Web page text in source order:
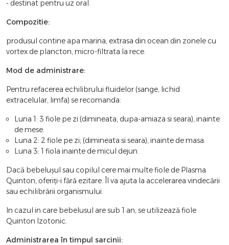
- destinat pentru uz oral.
Compozitie:
produsul contine apa marina, extrasa din ocean din zonele cu
vortex de plancton, micro-filtrata la rece.
Mod de administrare:
Pentru refacerea echilibrului fluidelor (sange, lichid
extracelular, limfa) se recomanda:
Luna 1: 3 fiole pe zi (dimineata, dupa-amiaza si seara), inainte
de mese.
Luna 2: 2 fiole pe zi; (dimineata si seara), inainte de masa.
Luna 3: 1 fiola inainte de micul dejun.
Dacă bebelușul sau copilul cere mai multe fiole de Plasma
Quinton, oferiți-i fără ezitare. Îl va ajuta la accelerarea vindecării
sau echilibrării organismului.
In cazul in care bebelusul are sub 1 an, se utilizează fiole
Quinton Izotonic.
Administrarea în timpul sarcinii: